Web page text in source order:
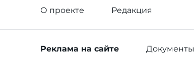
О проекте Редакция
Реклама на сайте Документы